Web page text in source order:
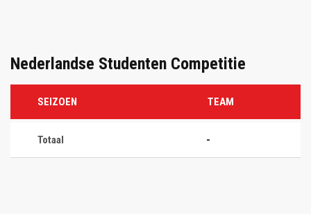
Nederlandse Studenten Competitie
SEIZOEN TEAM
Totaal -